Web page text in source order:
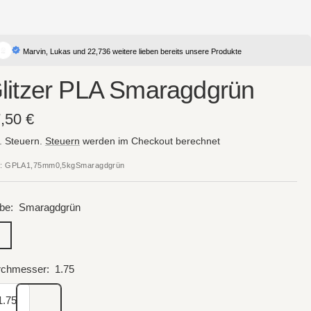
Marvin, Lukas und 22,736 weitere lieben bereits unsere Produkte
PLA Smaragdgrün
€
Steuern. Steuern werden im Checkout berechnet
GPLA1,75mm0,5kgSmaragdgrün
Smaragdgrün
1.75